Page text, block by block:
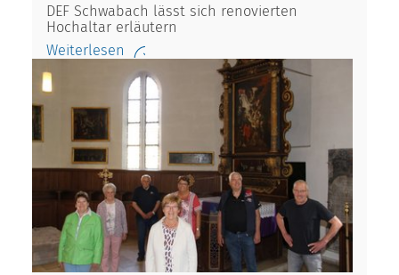
DEF Schwabach lässt sich renovierten
Hochaltar erläutern
Weiterlesen